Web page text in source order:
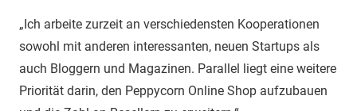
„Ich arbeite zurzeit an verschiedensten Kooperationen
sowohl mit anderen interessanten, neuen Startups als
auch Bloggern und Magazinen. Parallel liegt eine weitere
Priorität darin, den Peppycorn Online Shop aufzubauen